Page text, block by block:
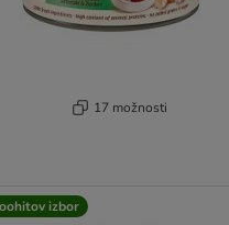
17 možnosti
izbor